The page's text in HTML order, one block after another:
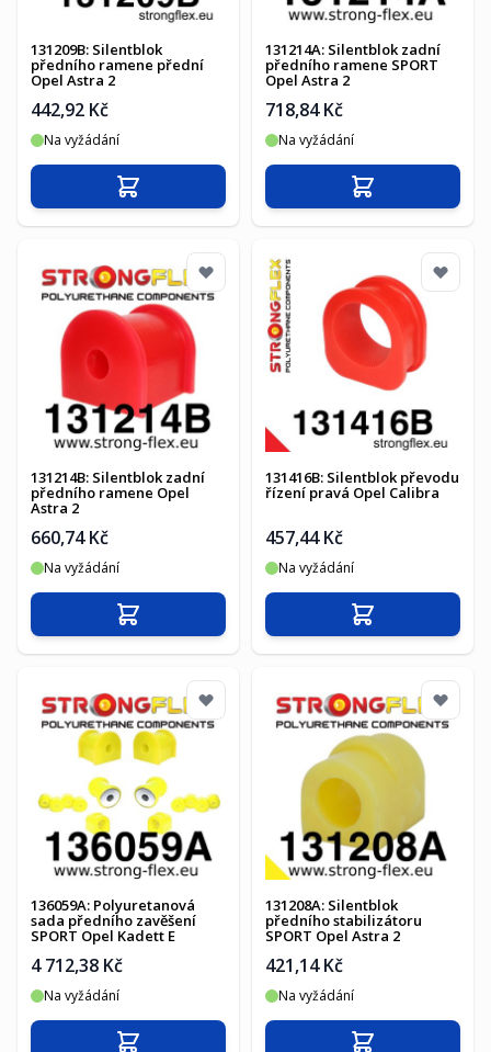
131209B: Silentblok
předního ramene přední
Opel Astra 2
442,92 Kč
Na vyžádání
Přidat do košíku
131214A: Silentblok zadní
předního ramene SPORT
Opel Astra 2
718,84 Kč
Na vyžádání
Přidat do košíku
131214B: Silentblok zadní
předního ramene Opel
Astra 2
660,74 Kč
Na vyžádání
Přidat do košíku
131416B: Silentblok převodu
řízení pravá Opel Calibra
457,44 Kč
Na vyžádání
Přidat do košíku
136059A: Polyuretanová
sada předního zavěšení
SPORT Opel Kadett E
4 712,38 Kč
Na vyžádání
131208A: Silentblok
předního stabilizátoru
SPORT Opel Astra 2
421,14 Kč
Na vyžádání